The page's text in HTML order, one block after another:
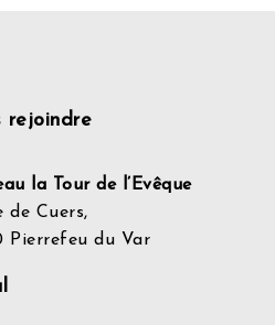
rejoindre
la Tour de l’Evêque
de Cuers,
Pierrefeu du Var